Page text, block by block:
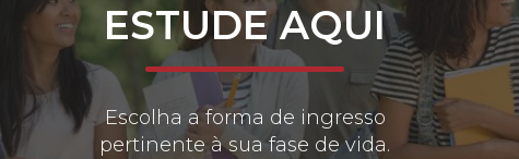
ESTUDE AQUI
Escolha a forma de ingresso
pertinente à sua fase de vida.